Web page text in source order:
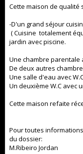
Cette maison de qualité
-D'un grand séjour
( Cuisine totalement
jardin avec piscine.
Une chambre parentale
De deux autres
Une salle d'eau avec
Un deuxième W.C avec
Cette maison refaite
Pour toutes
du dossier:
M.Ribeiro Jordan